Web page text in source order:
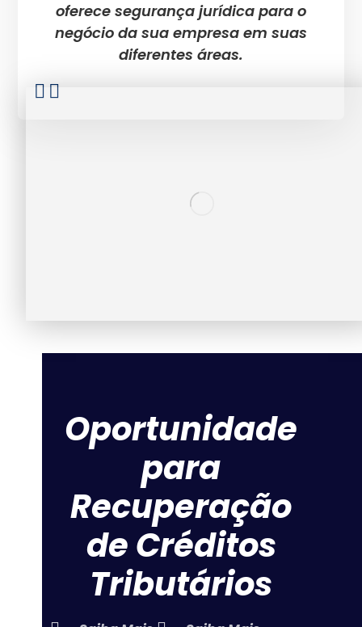
oferece segurança jurídica para o
negócio da sua empresa em suas
diferentes áreas.
Oportunidade
para
Recuperação
de Créditos
Tributários